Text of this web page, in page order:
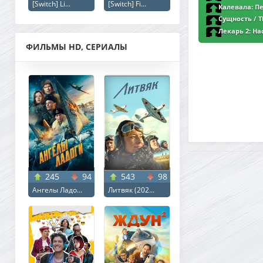
[Switch] Li... [Switch] Fi...
ФИЛЬМЫ HD, СЕРИАЛЫ
245 94
Ангелы Ладо...
543 98
Литвяк (202...
BDRip от
Калевала:
Kullervo (2026)
версия
Сущность /
MegaPeer | D |
Лекарь 2:
(2025) BDRip от